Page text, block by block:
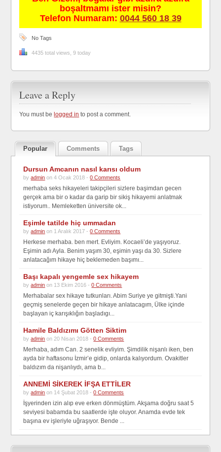
boşaltmamı ister misin?
Telefon Numaram: 0044 560 18 39
No Tags
4435 total views, 9 today
Leave a Reply
You must be logged in to post a comment.
Popular Comments Tags
Dursun Amcanın nasıl karısı oldum
byadmin on 4 Ocak 2018 -0 Comments
merhaba seks hikayeleri takipçileri sizlere başimdan gecen
gerçek ama bir o kadar da garip bir sikiş hikayemi anlatmak
istiyorum.. Memleketten üniversite ok...
Eşimle tatilde hiç ummadan
byadmin on 1 Aralık 2017 -0 Comments
Herkese merhaba. ben mert. Evliyim. Kocaeli’de yaşıyoruz.
Eşimin adı Ayla. Benim yaşım 30, eşimin yaşı da 30. Sizlere
anlatacağım hikaye hiç beklemeden başımı...
Başı kapalı yengemle sex hikayem
byadmin on 13 Ekim 2016 -0 Comments
Merhabalar sex hikaye tutkunları. Abim Suriye ye gitmişti.Yani
geçmiş senelerde geçen bir hikaye anlatacagım, Ülke içinde
başlayan iç karışıklığın başladıgı...
Hamile Baldızımı Götten Siktim
byadmin on 20 Nisan 2018 -0 Comments
Merhaba, adım Can. 2 senelik evliyim. Şimdilik nişanlı iken, ben
ayda bir haftasonu İzmir’e gidip, onlarda kalıyordum. Ovakitler
baldızım da nişanlıydı, ama b...
ANNEMİ SİKEREK İFŞA ETTİLER
byadmin on 14 Şubat 2018 -0 Comments
İşyerinden izin alıp eve erken dönmüştüm. Akşama doğru saat 5
seviyesi babamda bu saatlerde işte oluyor. Anamda evde tek
başına ev işleriyle uğraşıyor. Bende ...